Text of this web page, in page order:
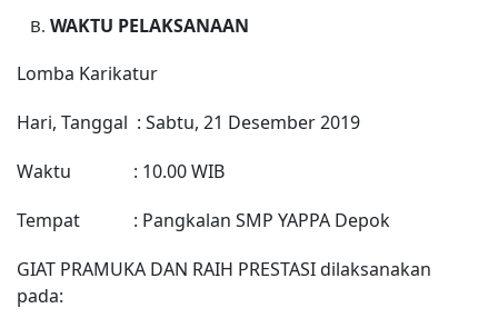
WAKTU PELAKSANAAN
Lomba Karikatur
Hari, Tanggal : Sabtu, 21 Desember 2019
Waktu : 10.00 WIB
Tempat : Pangkalan SMP YAPPA Depok
GIAT PRAMUKA DAN RAIH PRESTASI dilaksanakan
pada: